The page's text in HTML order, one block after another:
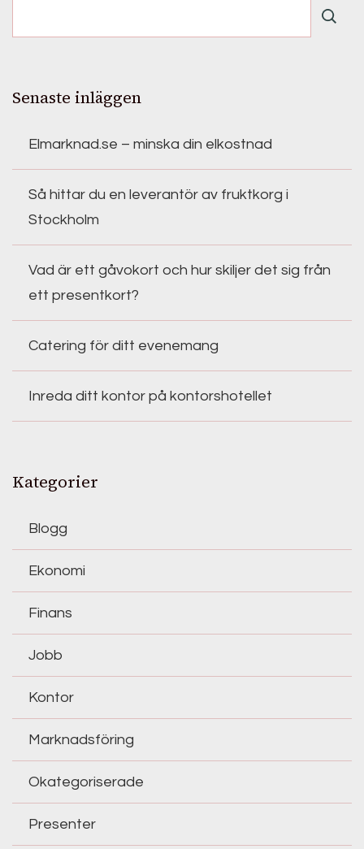
Senaste inläggen
Elmarknad.se – minska din elkostnad
Så hittar du en leverantör av fruktkorg i
Stockholm
Vad är ett gåvokort och hur skiljer det sig från
ett presentkort?
Catering för ditt evenemang
Inreda ditt kontor på kontorshotellet
Kategorier
Blogg
Ekonomi
Finans
Jobb
Kontor
Marknadsföring
Okategoriserade
Presenter